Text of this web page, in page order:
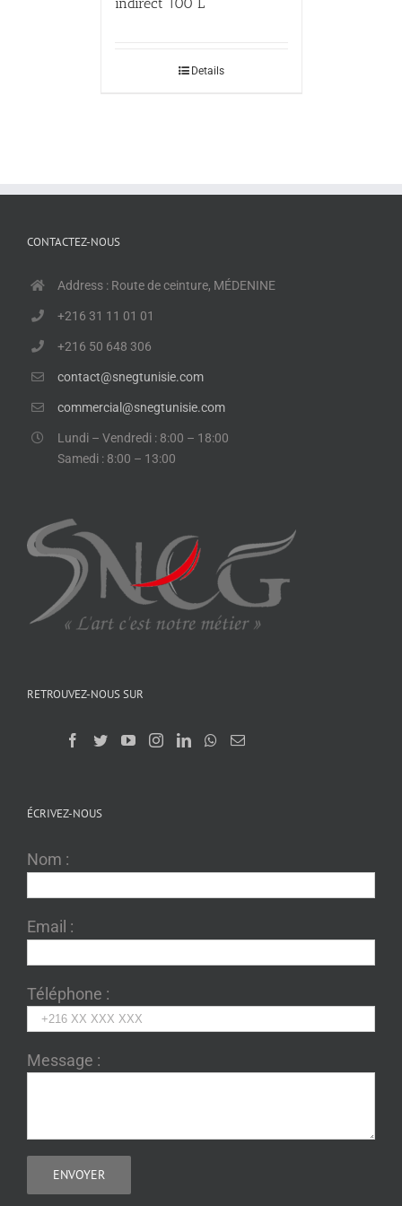
Details
CONTACTEZ-NOUS
Address : Route de ceinture, MÉDENINE
+216 31 11 01 01
+216 50 648 306
contact@snegtunisie.com
commercial@snegtunisie.com
Lundi – Vendredi : 8:00 – 18:00
Samedi : 8:00 – 13:00
RETROUVEZ-NOUS SUR
ÉCRIVEZ-NOUS
Nom :
Email :
Téléphone :
Message :